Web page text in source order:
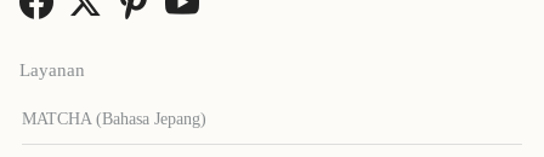
Layanan
MATCHA (Bahasa Jepang)